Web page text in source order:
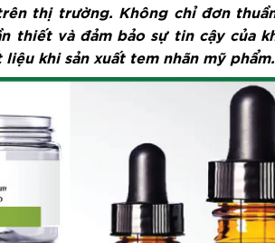
thị trường. Không chỉ đơn
thiết và đảm bảo sự tin cậy của
khi sản xuất tem nhãn mỹ phẩm.